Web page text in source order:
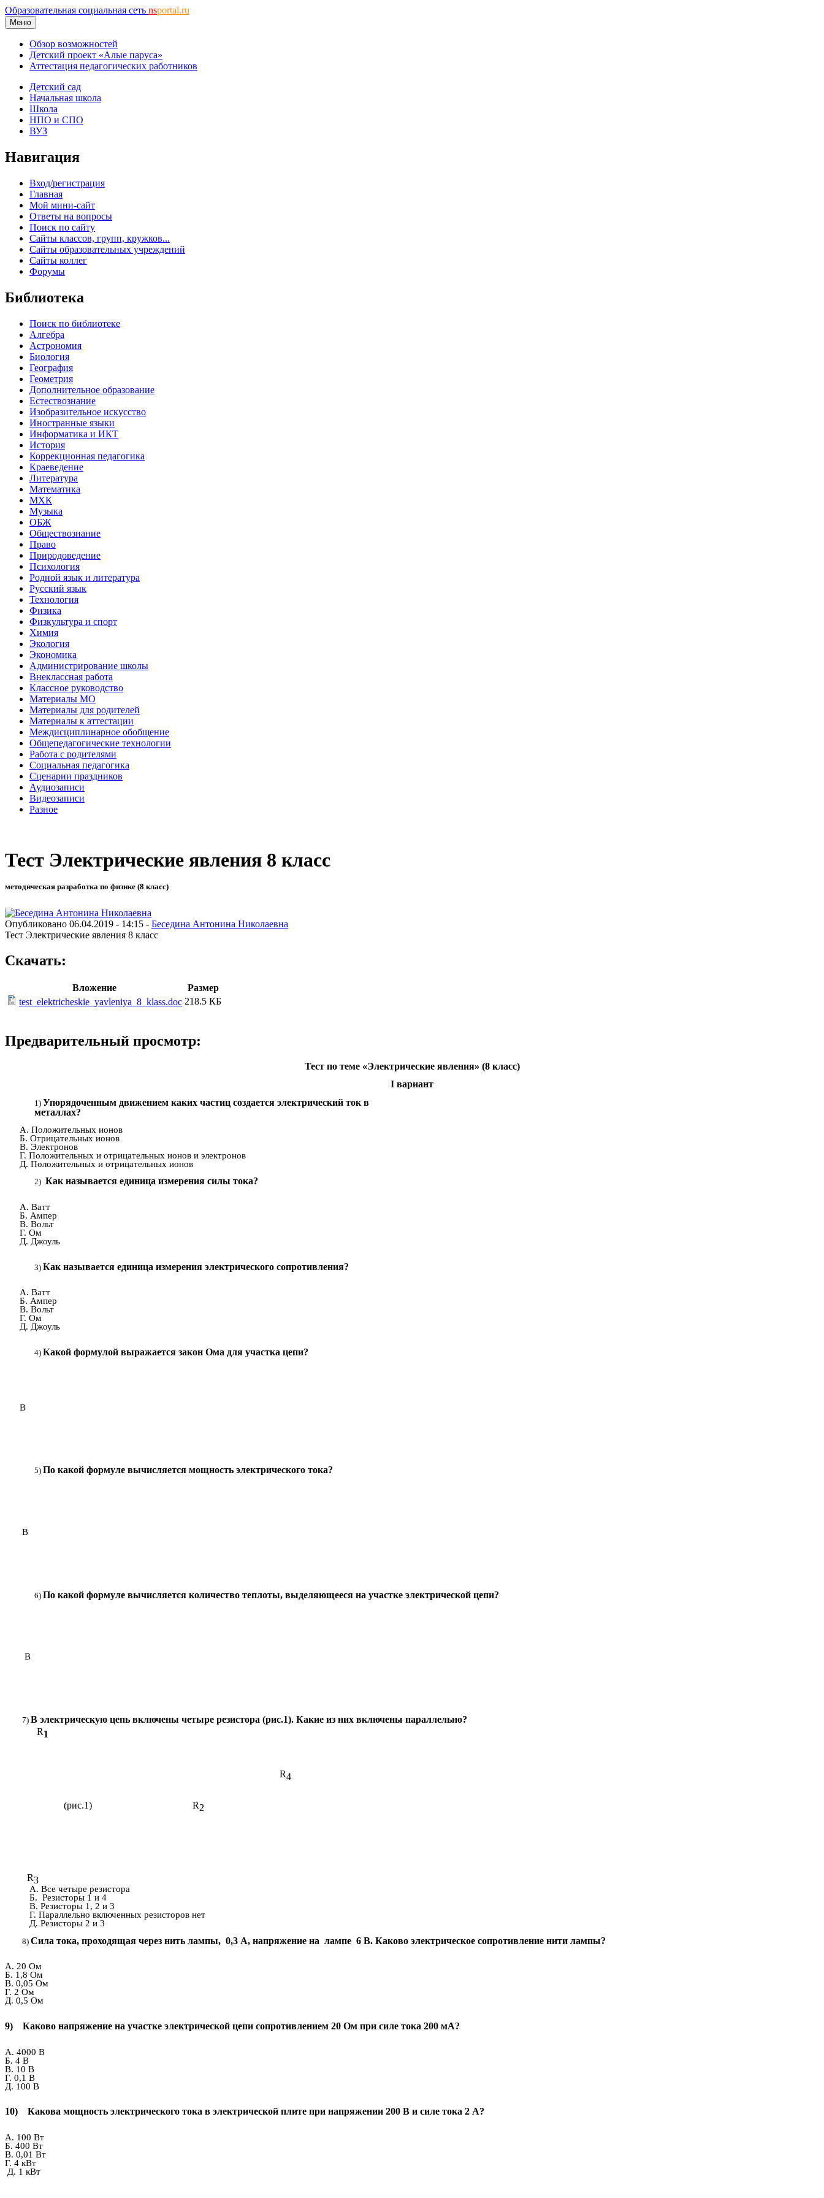
Образовательная социальная сеть nsportal.ru
Меню
Обзор возможностей
Детский проект «Алые паруса»
Аттестация педагогических работников
Детский сад
Начальная школа
Школа
НПО и СПО
ВУЗ
Навигация
Вход/регистрация
Главная
Мой мини-сайт
Ответы на вопросы
Поиск по сайту
Сайты классов, групп, кружков...
Сайты образовательных учреждений
Сайты коллег
Форумы
Библиотека
Поиск по библиотеке
Алгебра
Астрономия
Биология
География
Геометрия
Дополнительное образование
Естествознание
Изобразительное искусство
Иностранные языки
Информатика и ИКТ
История
Коррекционная педагогика
Краеведение
Литература
Математика
МХК
Музыка
ОБЖ
Обществознание
Право
Природоведение
Психология
Родной язык и литература
Русский язык
Технология
Физика
Физкультура и спорт
Химия
Экология
Экономика
Администрирование школы
Внеклассная работа
Классное руководство
Материалы МО
Материалы для родителей
Материалы к аттестации
Междисциплинарное обобщение
Общепедагогические технологии
Работа с родителями
Социальная педагогика
Сценарии праздников
Аудиозаписи
Видеозаписи
Разное
Тест Электрические явления 8 класс
методическая разработка по физике (8 класс)
Опубликовано 06.04.2019 - 14:15 - Беседина Антонина Николаевна
Тест Электрические явления 8 класс
Скачать:
Вложение
Размер
test_elektricheskie_yavleniya_8_klass.doc 218.5 КБ
Предварительный просмотр:
Тест по теме «Электрические явления» (8 класс)
I вариант
Упорядоченным движением каких частиц создается электрический ток в
металлах?
А. Положительных ионов
Б. Отрицательных ионов
В. Электронов
Г. Положительных и отрицательных ионов и электронов
Д. Положительных и отрицательных ионов
Как называется единица измерения силы тока?
А. Ватт
Б. Ампер
В. Вольт
Г. Ом
Д. Джоуль
Как называется единица измерения электрического сопротивления?
А. Ватт
Б. Ампер
В. Вольт
Г. Ом
Д. Джоуль
Какой формулой выражается закон Ома для участка цепи?
В
По какой формуле вычисляется мощность электрического тока?
В
По какой формуле вычисляется количество теплоты, выделяющееся на участке электрической цепи?
В
В электрическую цепь включены четыре резистора (рис.1). Какие из них включены параллельно?
R1
R4
(рис.1) R2
R3
А. Все четыре резистора
Б. Резисторы 1 и 4
В. Резисторы 1, 2 и 3
Г. Параллельно включенных резисторов нет
Д. Резисторы 2 и 3
Сила тока, проходящая через нить лампы, 0,3 А, напряжение на лампе 6 В. Каково электрическое сопротивление нити лампы?
А. 20 Ом
Б. 1,8 Ом
В. 0,05 Ом
Г. 2 Ом
Д. 0,5 Ом
9) Каково напряжение на участке электрической цепи сопротивлением 20 Ом при силе тока 200 мА?
А. 4000 В
Б. 4 В
В. 10 В
Г. 0,1 В
Д. 100 В
10) Какова мощность электрического тока в электрической плите при напряжении 200 В и силе тока 2 А?
А. 100 Вт
Б. 400 Вт
В. 0,01 Вт
Г. 4 кВт
Д. 1 кВт